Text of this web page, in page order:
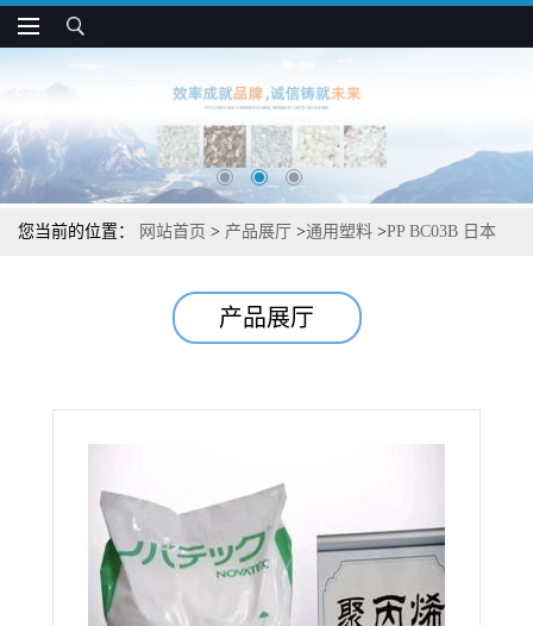
您当前的位置： 网站首页 > 产品展厅 >通用塑料 >PP BC03B 日本
产品展厅